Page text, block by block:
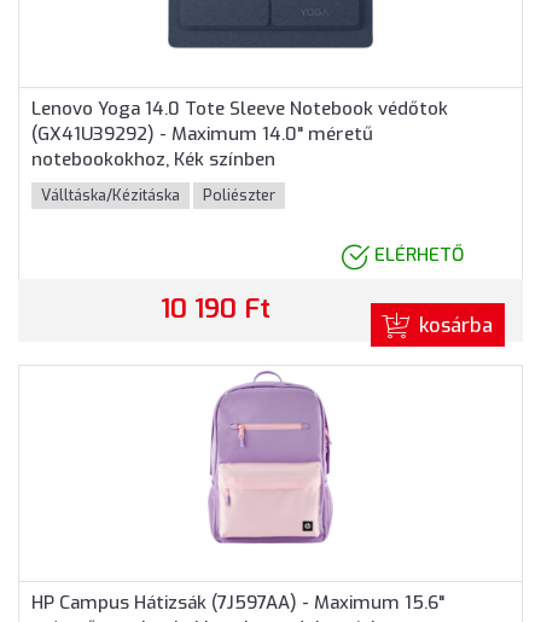
Lenovo Yoga 14.0 Tote Sleeve Notebook védőtok
(GX41U39292) - Maximum 14.0" méretű
notebookokhoz, Kék színben
Válltáska/Kézitáska Poliészter
ELÉRHETŐ
10 190 Ft kosárba
HP Campus Hátizsák (7J597AA) - Maximum 15.6"